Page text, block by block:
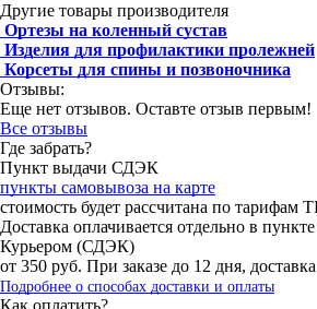
Другие товары производителя
Ортезы на коленный сустав
Изделия для профилактики пролежней
Корсеты для спины и позвоночника
Отзывы:
Еще нет отзывов. Оставте отзыв первым!
Все отзывы
Где забрать?
Пункт выдачи СДЭК
пункты самовывоза на карте
стоимость будет рассчитана по
Доставка оплачивается отдельно в
Курьером (СДЭК)
от 350 руб. При заказе до 12 дня,
Подробнее о способах доставки и оплаты
Как оплатить?